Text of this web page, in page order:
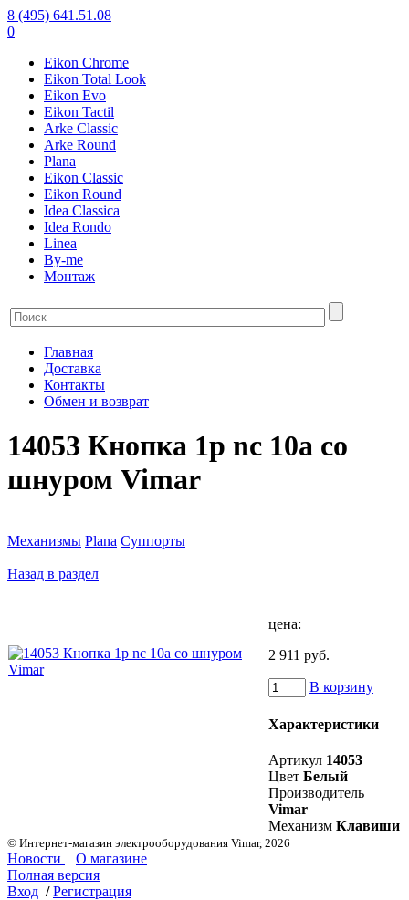
8 (495) 641.51.08
0
Eikon Chrome
Eikon Total Look
Eikon Evo
Eikon Tactil
Arke Classic
Arke Round
Plana
Eikon Classic
Eikon Round
Idea Classica
Idea Rondo
Linea
By-me
Монтаж
Главная
Доставка
Контакты
Обмен и возврат
14053 Кнопка 1p nc 10a со
шнуром Vimar
Механизмы Plana Суппорты
Назад в раздел
цена:
2 911 руб.
В корзину
Характеристики
Артикул 14053
Цвет Белый
Производитель
Vimar
Механизм Клавиши
© Интернет-магазин электрооборудования Vimar, 2026
Новости
О магазине
Полная версия
Вход / Регистрация